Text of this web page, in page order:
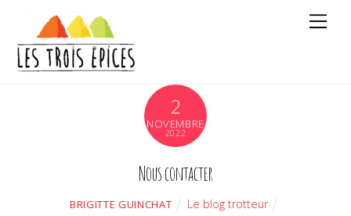
2
NOVEMBRE
2022
Nous contacter
BRIGITTE GUINCHAT Le blog trotteur